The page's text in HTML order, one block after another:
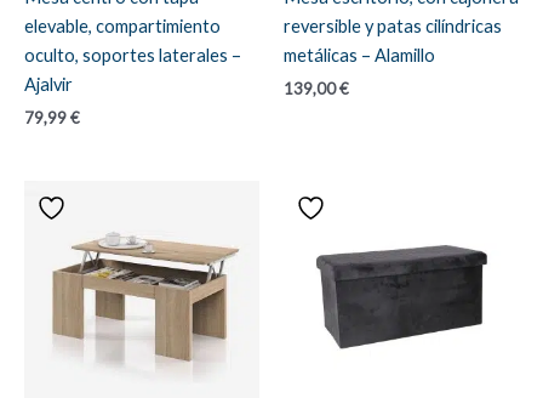
elevable, compartimiento
oculto, soportes laterales –
Ajalvir
79,99€
reversible y patas cilíndricas
metálicas – Alamillo
139,00€